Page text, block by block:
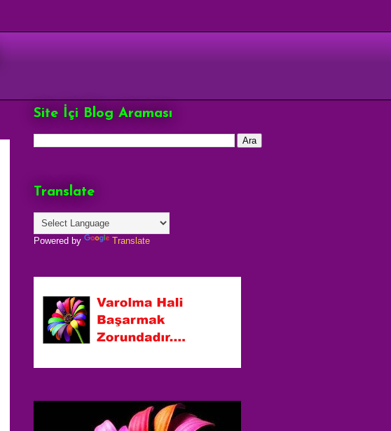
Site İçi Blog Araması
Translate
Powered by Translate